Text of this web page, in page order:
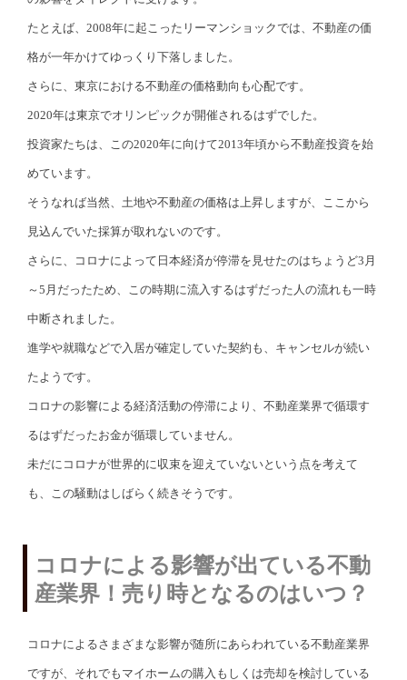
たとえば、2008年に起こったリーマンショックでは、不動産の価
格が一年かけてゆっくり下落しました。
さらに、東京における不動産の価格動向も心配です。
2020年は東京でオリンピックが開催されるはずでした。
投資家たちは、この2020年に向けて2013年頃から不動産投資を始
めています。
そうなれば当然、土地や不動産の価格は上昇しますが、ここから
見込んでいた採算が取れないのです。
さらに、コロナによって日本経済が停滞を見せたのはちょうど3月
～5月だったため、この時期に流入するはずだった人の流れも一時
中断されました。
進学や就職などで入居が確定していた契約も、キャンセルが続い
たようです。
コロナの影響による経済活動の停滞により、不動産業界で循環す
るはずだったお金が循環していません。
未だにコロナが世界的に収束を迎えていないという点を考えて
も、この騒動はしばらく続きそうです。
コロナによる影響が出ている不動
産業界！売り時となるのはいつ？
コロナによるさまざまな影響が随所にあらわれている不動産業界
ですが、それでもマイホームの購入もしくは売却を検討している